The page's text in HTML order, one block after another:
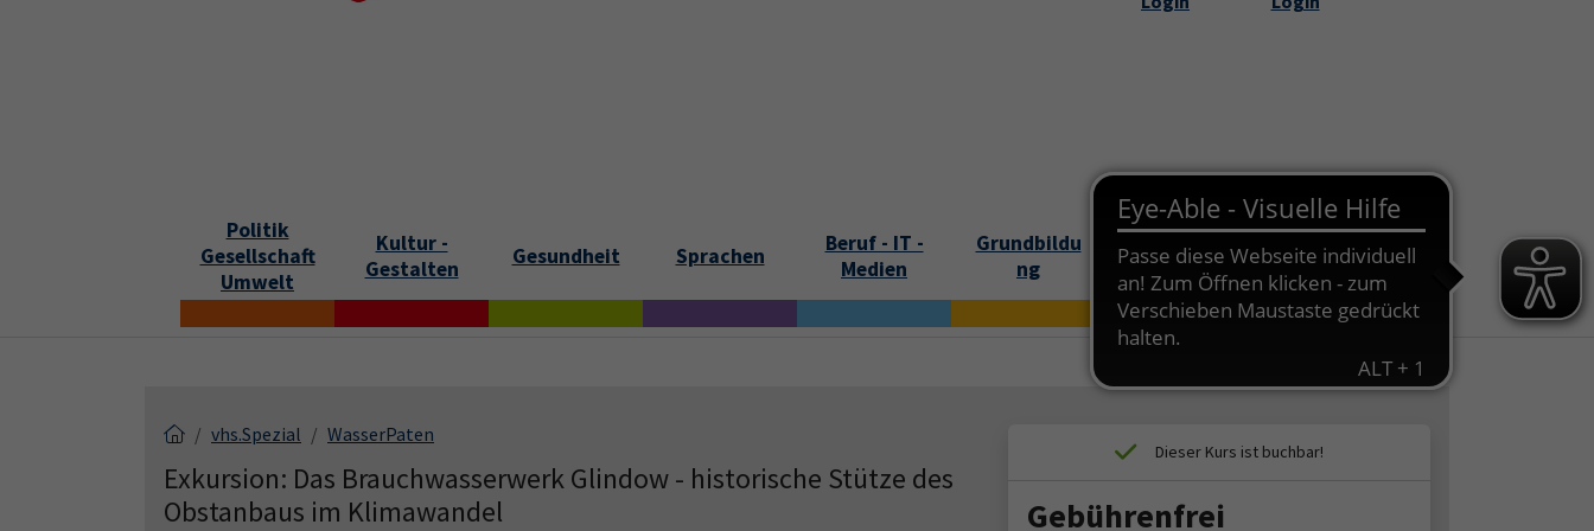
Politik
Gesellschaft
Umwelt
Kultur -
Gestalten
Gesundheit Sprachen
Beruf - IT -
Medien
Grundbildu
ng
Online
Bildungszei
t
vhs.Spezial WasserPaten
Exkursion: Das Brauchwasserwerk Glindow - historische Stütze des
Obstanbaus im Klimawandel
Gebührenfrei